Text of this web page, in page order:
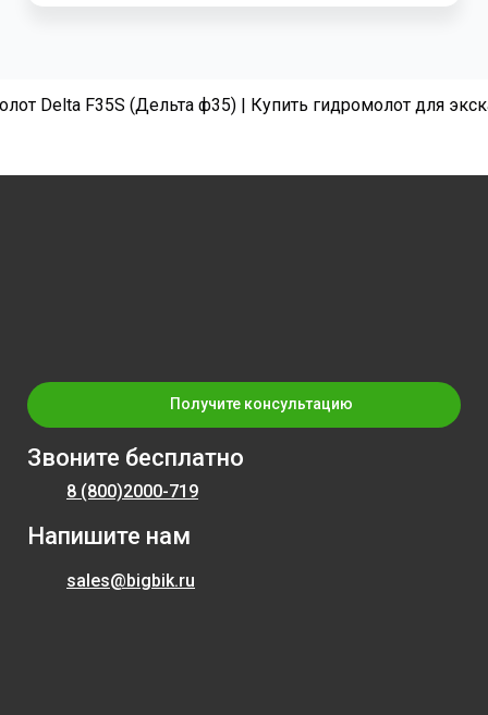
Delta F35S (Дельта ф35) | Купить гидромолот для
Получите консультацию
Звоните бесплатно
8 (800)2000-719
Напишите нам
sales@bigbik.ru